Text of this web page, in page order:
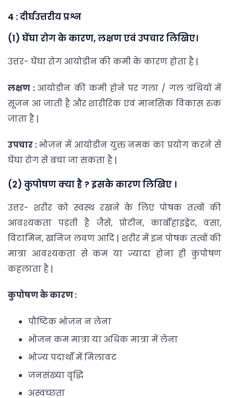
4 : दीर्घउत्तरीय प्रश्न
(1) घेंघा रोग के कारण, लक्षण एवं उपचार लिखिए।
उत्तर- घेंघा रोग आयोडीन की कमी के कारण होता है |
लक्षण : आयोडीन की कमी होने पर गला / गल ग्रंथियों में
सूजन आ जाती है और शारीरिक एवं मानसिक विकास रुक
जाता है |
उपचार : भोजन में आयोडीन युक्त नमक का प्रयोग करने से
घेंघा रोग से बचा जा सकता है |
(2) कुपोषण क्‍या है ? इसके कारण लिखिए ।
उत्तर- शरीर को स्वस्थ रखने के लिए पोषक तत्वों की
आवश्यकता पड़ती है जैसे, प्रोटीन, कार्बोहाइड्रेट, वसा,
विटामिन, खनिज लवण आदि | शरीर में इन पोषक तत्वों की
मात्रा आवश्यकता से कम या ज्यादा होना ही कुपोषण
कहलाता है |
कुपोषण के कारण :
पौष्टिक भोजन न लेना
भोजन कम मात्रा या अधिक मात्रा में लेना
भोज्य पदार्थों में मिलावट
जनसंख्या वृद्धि
अस्वच्छता